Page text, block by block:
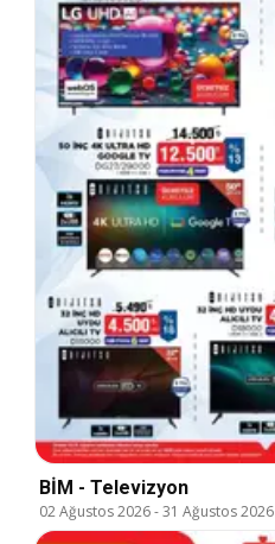
BİM - Televizyon
02 Ağustos 2026-31 Ağustos 2026